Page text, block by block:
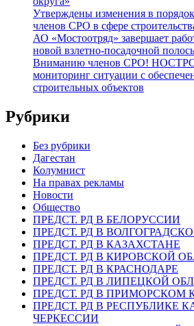
Утверждены изменения в порядок
членов СРО в сфере
АО «Мостоотряд» завершает
новой взлетно-посадочной
Вниманию членов СРО!
мониторинг ситуации с
строительных объектов
Рубрики
Без рубрики
Дагестан
Колумнист
На правах рекламы
Новости
Общество
ПРЕДСТ. РД В БЕЛОРУССИИ
ПРЕДСТ. РД В
ПРЕДСТ. РД В КАЗАХСТАНЕ
ПРЕДСТ. РД В КИРОВСКОЙ
ПРЕДСТ. РД В КРАСНОДАРЕ
ПРЕДСТ. РД В ЛИПЕЦКОЙ
ПРЕДСТ. РД В ПРИМОРСКОМ
ПРЕДСТ. РД В РЕСПУБЛИКЕ
ЧЕРКЕССИИ